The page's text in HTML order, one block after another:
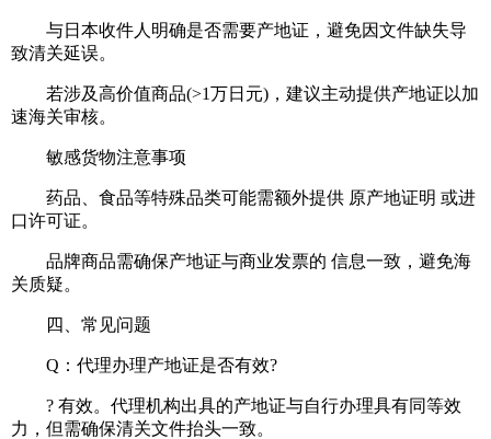
与日本收件人明确是否需要产地证，避免因文件缺失导
致清关延误‌。
若涉及高价值商品(>1万日元)，建议主动提供产地证以加
速海关审核‌。
敏感货物注意事项‌
药品、食品等特殊品类可能需额外提供 ‌原产地证明‌ 或进
口许可证‌。
品牌商品需确保产地证与商业发票的 ‌信息一致‌，避免海
关质疑‌。
四、‌常见问题‌
Q：代理办理产地证是否有效?‌
? 有效。代理机构出具的产地证与自行办理具有同等效
力，但需确保清关文件抬头一致‌。